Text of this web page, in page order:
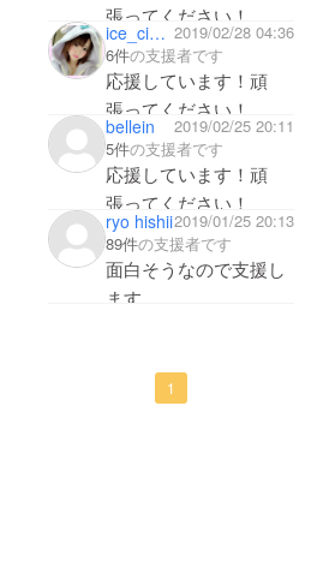
張ってください！
ice_cinnamon0114 2019/02/28 04:36
6件の支援者です
応援しています！頑
張ってください！
bellein
2019/02/25 20:11
5件の支援者です
応援しています！頑
張ってください！
ryo hishii2019/01/25 20:13
89件の支援者です
面白そうなので支援し
ます。
1